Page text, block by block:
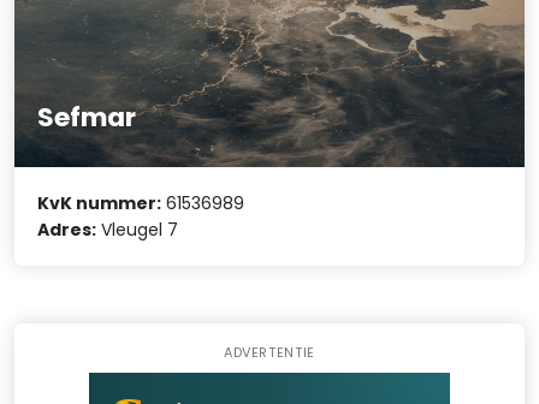
Sefmar
KvK nummer: 61536989
Adres: Vleugel 7
ADVERTENTIE